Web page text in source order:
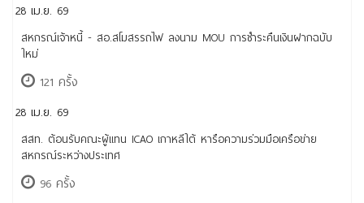
28 เม.ย. 69
สหกรณ์เจ้าหนี้ - สอ.สโมสรรถไฟ ลงนาม MOU การชำระคืนเงินฝากฉบับ
ใหม่
121 ครั้ง
28 เม.ย. 69
สสท. ต้อนรับคณะผู้แทน ICAO เกาหลีใต้ หารือความร่วมมือเครือข่าย
สหกรณ์ระหว่างประเทศ
96 ครั้ง